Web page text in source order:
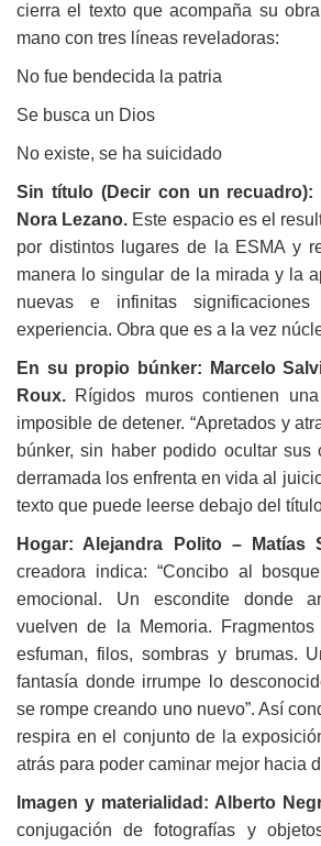
cierra el texto que acompaña su
mano con tres líneas reveladoras:
No fue bendecida la patria
Se busca un Dios
No existe, se ha suicidado
Sin título (Decir con un recuadro):
Nora Lezano. Este espacio es el
por distintos lugares de la ESMA y
manera lo singular de la mirada y la
nuevas e infinitas
experiencia. Obra que es a la vez
En su propio búnker: Marcelo
Roux. Rígidos muros contienen
imposible de detener. “Apretados y
búnker, sin haber podido ocultar sus
derramada los enfrenta en vida al
texto que puede leerse debajo del
Hogar: Alejandra Polito – Matías
creadora indica: “Concibo al
emocional. Un escondite donde
vuelven de la Memoria.
esfuman, filos, sombras y brumas.
fantasía donde irrumpe lo
se rompe creando uno nuevo”. Así
respira en el conjunto de la
atrás para poder caminar mejor hacia
Imagen y materialidad: Alberto
conjugación de fotografías y